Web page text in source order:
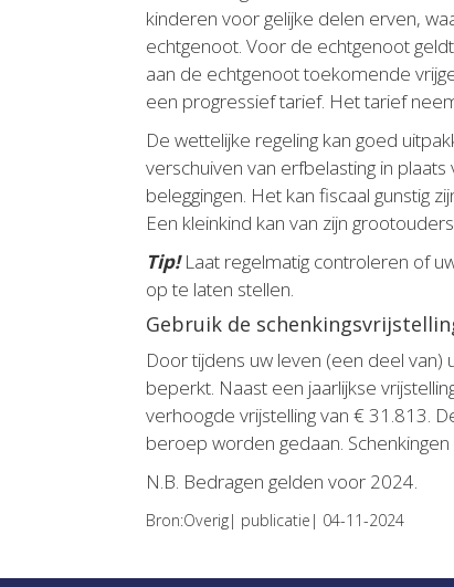
kinderen voor gelijke delen erven,
echtgenoot. Voor de echtgenoot
aan de echtgenoot toekomende
een progressief tarief. Het tarief
De wettelijke regeling kan goed
verschuiven van erfbelasting in
beleggingen. Het kan fiscaal gunstig
Een kleinkind kan van zijn
Tip!Laat regelmatig controleren of
op te laten stellen.
Gebruik de
Door tijdens uw leven (een deel
beperkt. Naast een jaarlijkse
verhoogde vrijstelling van € 31.813.
beroep worden gedaan.
N.B. Bedragen gelden voor 2024.
Bron:Overig| publicatie| 04-11-2024